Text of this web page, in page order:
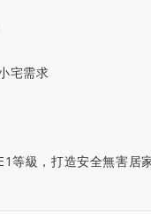
宅需求
等級，打造安全無害居